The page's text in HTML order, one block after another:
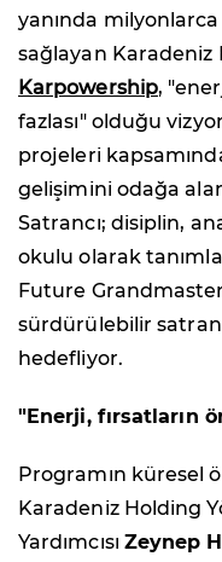
yanında
sağlayan Karadeniz
Karpowership,
fazlası" olduğu
projeleri
gelişimini odağa
Satrancı; disiplin,
okulu olarak
Future
sürdürülebilir
hedefliyor.
"Enerji, fırsatların
Programın küresel
Karadeniz Holding
Yardımcısı Zeynep